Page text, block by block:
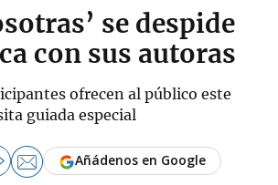
se despide
con sus autoras
ofrecen al público este
guiada especial
Añádenos en Google